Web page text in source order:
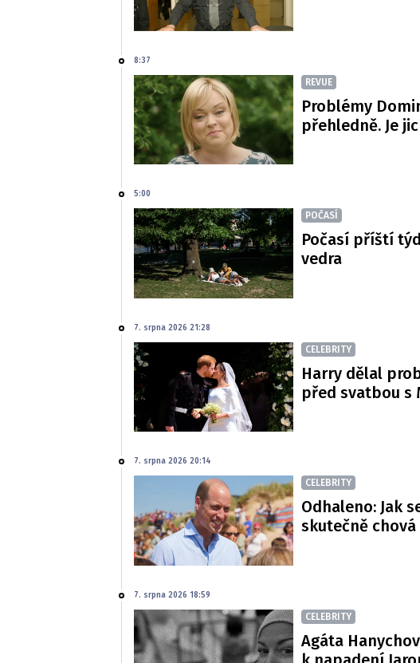
8:37
REVUE
Problémy
přehledně. Je
5:00
POČASÍ
Počasí příští
vedra
7. srpna 2026 21:28
CELEBRITY
Harry dělal
před svatbou s
7. srpna 2026 20:14
CELEBRITY
Odhaleno: Jak
skutečně
7. srpna 2026 18:59
CELEBRITY
Agáta